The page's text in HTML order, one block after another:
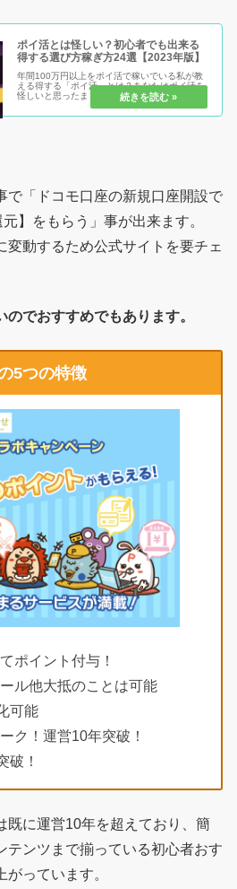
ポイ活とは怪しい？初心者でも出来る
得する選び方稼ぎ方24選【2023年版】
年間100万円以上をポイ活で稼いでいる私が教
える得する「ポイ活」とは？あなたはポイ活を
怪しいと思ったままで損する人？それともポイ
活を安心安全に始めて得する人？ポイ活のメリ
ット・デメリットを知り、初心者だからこそ得
で「ドコモ口座の新規口座開設で
】をもらう」事が出来ます。
動するため公式サイトを要チェ
でおすすめでもあります。
5つの特徴
ポイント付与！
ル他大抵のことは可能
可能
ク！運営10年突破！
破！
既に運営10年を超えており、簡
テンツまで揃っている初心者おす
っています。